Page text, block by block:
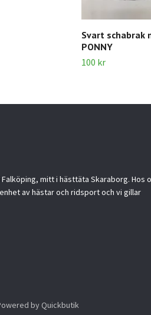
Svart schabrak
PONNY
100 kr
mitt i hästtäta Skaraborg. Hos
av hästar och ridsport och vi gillar
by Quickbutik